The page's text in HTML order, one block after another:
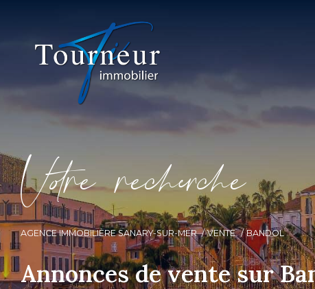
Vore recece
AGENCE IMMOBILIÈRE SANARY-SUR-MER VENTE BANDOL
Annonces de vente sur